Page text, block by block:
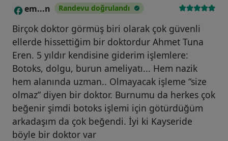
E em...n Randevu doğrulandı
Birçok doktor görmüş biri olarak çok güvenli
ellerde hissettiğim bir doktordur Ahmet Tuna
Eren. 5 yıldır kendisine giderim işlemlere:
Botoks, dolgu, burun ameliyatı... Hem nazik
hem alanında uzman.. Olmayacak işleme “size
olmaz” diyen bir doktor. Burnumu da herkes çok
beğenir şimdi botoks işlemi için götürdüğüm
arkadaşım da çok beğendi. İyi ki Kayseride
böyle bir doktor var